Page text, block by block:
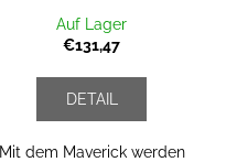
Auf Lager
€131,47
DETAIL
Mit dem Maverick werden